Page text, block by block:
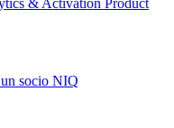
socio NIQ